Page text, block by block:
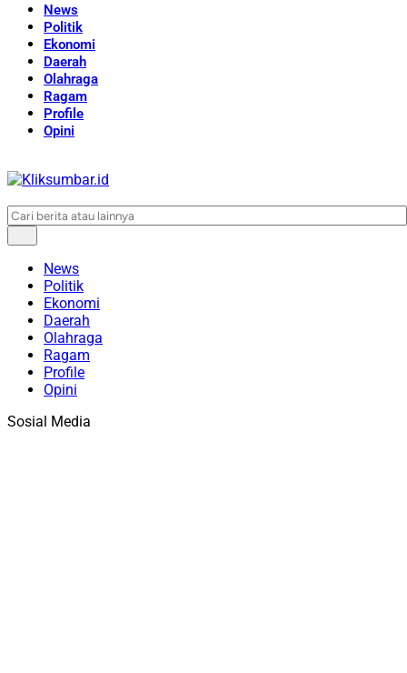
News
Politik
Ekonomi
Daerah
Olahraga
Ragam
Profile
Opini
News
Politik
Ekonomi
Daerah
Olahraga
Ragam
Profile
Opini
Sosial Media